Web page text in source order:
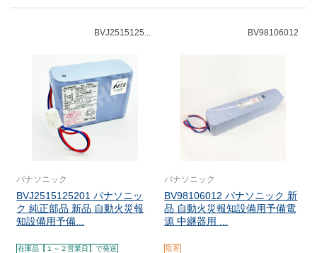
BVJ2515125...
パナソニック
BVJ2515125201 パナソニッ
ク 純正部品 新品 自動火災報
知設備用予備...
在庫品【１～２営業日】で発送
BV98106012
パナソニック
BV98106012 パナソニック 新
品 自動火災報知設備用予備電
源 中継器用 ...
取寄